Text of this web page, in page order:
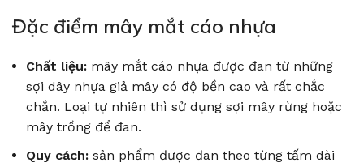
Đặc điểm mây mắt cáo nhựa
Chất liệu: mây mắt cáo nhựa được đan từ những
sợi dây nhựa giả mây có độ bền cao và rất chắc
chắn. Loại tự nhiên thì sử dụng sợi mây rừng hoặc
mây trồng để đan.
Quy cách: sản phẩm được đan theo từng tấm dài